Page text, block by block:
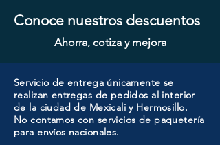
Conoce nuestros descuentos
Ahorra, cotiza y mejora
Servicio de entrega únicamente se
realizan entregas de pedidos al interior
de la ciudad de Mexicali y Hermosillo.
No contamos con servicios de paquetería
para envíos nacionales.